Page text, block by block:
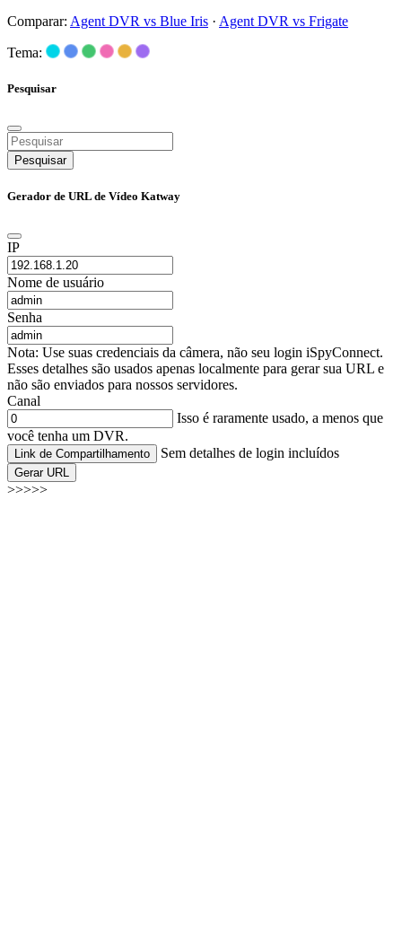
Comparar: Agent DVR vs Blue Iris · Agent DVR vs Frigate
Tema:
Pesquisar
Pesquisar
Gerador de URL de Vídeo Katway
IP
Nome de usuário
Senha
Nota: Use suas credenciais da câmera, não seu login iSpyConnect.
Esses detalhes são usados apenas localmente para gerar sua URL e
não são enviados para nossos servidores.
Canal
Isso é raramente usado, a menos que
você tenha um DVR.
Link de Compartilhamento Sem detalhes de login incluídos
Gerar URL
>>>>>